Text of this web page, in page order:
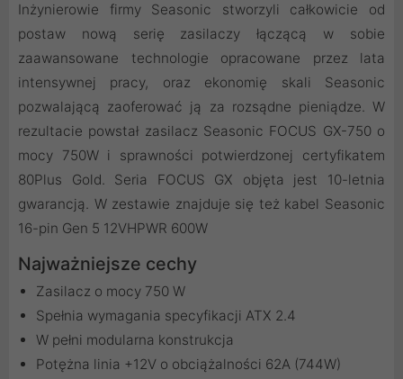
Inżynierowie firmy Seasonic stworzyli całkowicie od
postaw nową serię zasilaczy łączącą w sobie
zaawansowane technologie opracowane przez lata
intensywnej pracy, oraz ekonomię skali Seasonic
pozwalającą zaoferować ją za rozsądne pieniądze. W
rezultacie powstał zasilacz Seasonic FOCUS GX-750 o
mocy 750W i sprawności potwierdzonej certyfikatem
80Plus Gold. Seria FOCUS GX objęta jest 10-letnia
gwarancją. W zestawie znajduje się też kabel Seasonic
16-pin Gen 5 12VHPWR 600W
Najważniejsze cechy
Zasilacz o mocy 750 W
Spełnia wymagania specyfikacji ATX 2.4
W pełni modularna konstrukcja
Potężna linia +12V o obciążalności 62A (744W)